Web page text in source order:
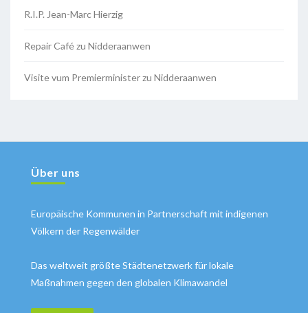
R.I.P. Jean-Marc Hierzig
Repair Café zu Nidderaanwen
Visite vum Premierminister zu Nidderaanwen
Über uns
Europäische Kommunen in Partnerschaft mit indigenen
Völkern der Regenwälder
Das weltweit größte Städtenetzwerk für lokale
Maßnahmen gegen den globalen Klimawandel